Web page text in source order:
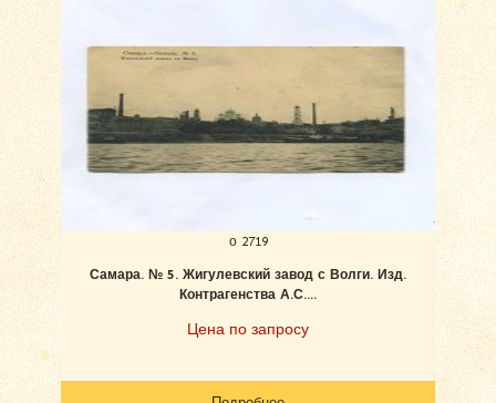
о 2719
Самара. № 5. Жигулевский завод с Волги. Изд.
Контрагенства А.С....
Цена по запросу